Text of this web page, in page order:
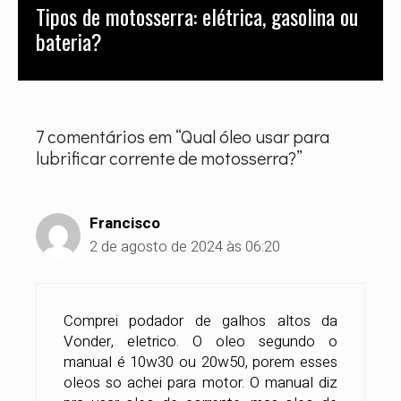
inovação do mercado digital, Luís dedica-
se a garantir que cada cliente — do
entusiasta ao grande industrial — tenha
acesso a informações precisas, seguras e
Tipos de motosserra: elétrica, gasolina ou
bateria?
7 comentários em “Qual óleo usar para
lubrificar corrente de motosserra?”
Francisco
2 de agosto de 2024 às 06:20
Comprei podador de galhos altos da
Vonder, eletrico. O oleo segundo o
manual é 10w30 ou 20w50, porem esses
oleos so achei para motor. O manual diz